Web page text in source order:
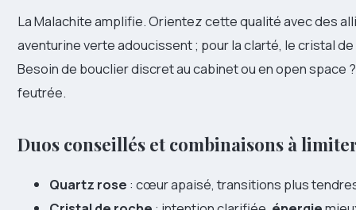
La Malachite amplifie. Orientez cette qualité avec des
aventurine verte adoucissent ; pour la clarté, le cristal
Besoin de bouclier discret au cabinet ou en open space
feutrée.
Duos conseillés et combinaisons à
Quartz rose : cœur apaisé, transitions plus